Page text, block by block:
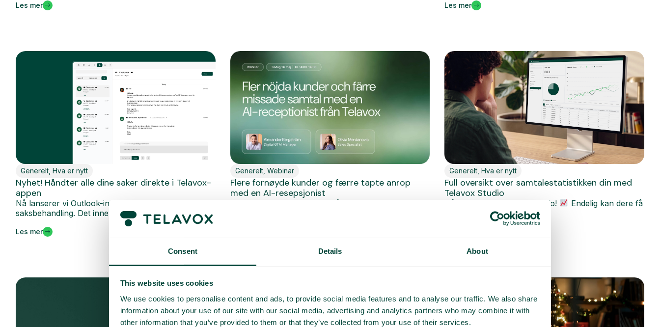
Consent Details About
This website uses cookies
We use cookies to personalise content and ads, to provide social media features and to analyse our traffic. We also share
information about your use of our site with our social media, advertising and analytics partners who may combine it with
other information that you’ve provided to them or that they’ve collected from your use of their services.
Les mer Les mer
Generelt Hva er nytt
Nyhet! Håndter alle dine saker direkte i Telavox-
appen
Nå lanserer vi Outlook-integrasjon til Telavox’
saksbehandling. Det innebærer at du kan motta,...
Les mer
Generelt, Webinar
Flere fornøyde kunder og færre tapte anrop
med en AI-resepsjonist
Gikk du glipp av webinaret vårt? kke noe problem –
Generelt ,Hva er nytt
Full oversikt over samtalestatistikken din med
Telavox Studio
Nå lanserer vi Telavox Studio!
Endelig kan dere få
full kontroll over...